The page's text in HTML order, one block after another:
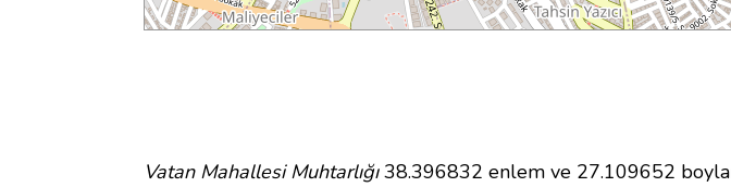
Vatan Mahallesi Muhtarlığı38.396832 enlem ve 27.109652